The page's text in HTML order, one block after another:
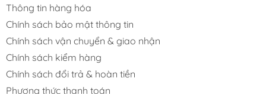
Thông tin hàng hóa
Chính sách bảo mật thông tin
Chính sách vận chuyển & giao nhận
Chính sách kiểm hàng
Chính sách đổi trả & hoàn tiền
Phương thức thanh toán